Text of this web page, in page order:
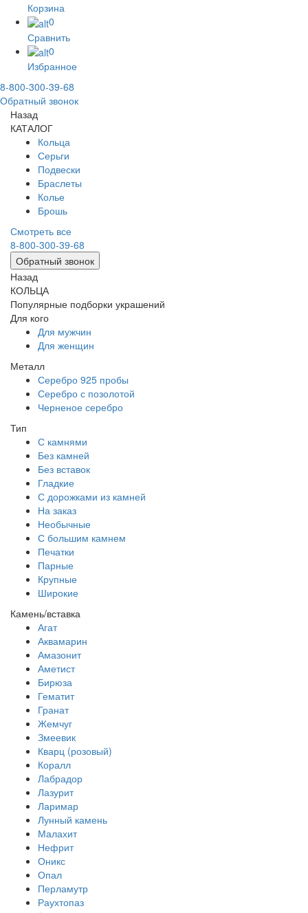
Корзина
0
Сравнить
0
Избранное
8-800-300-39-68
Обратный звонок
Назад
КАТАЛОГ
Кольца
Серьги
Подвески
Браслеты
Колье
Брошь
Смотреть все
8-800-300-39-68
Обратный звонок
Назад
КОЛЬЦА
Популярные подборки украшений
Для кого
Для мужчин
Для женщин
Металл
Серебро 925 пробы
Серебро с позолотой
Черненое серебро
Тип
С камнями
Без камней
Без вставок
Гладкие
С дорожками из камней
На заказ
Необычные
С большим камнем
Печатки
Парные
Крупные
Широкие
Камень/вставка
Агат
Аквамарин
Амазонит
Аметист
Бирюза
Гематит
Гранат
Жемчуг
Змеевик
Кварц (розовый)
Коралл
Лабрадор
Лазурит
Ларимар
Лунный камень
Малахит
Нефрит
Оникс
Опал
Перламутр
Раухтопаз